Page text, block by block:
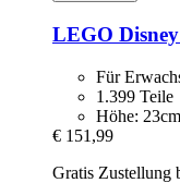
LEGO
Für
1.399 Teile
Höhe: 23cm
€ 151,99
Gratis Zustellung